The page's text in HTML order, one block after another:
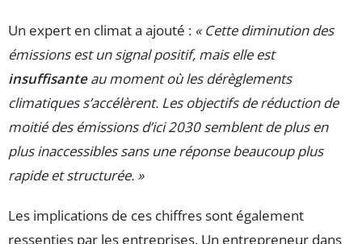
Un expert en climat a ajouté : « Cette diminution des
émissions est un signal positif, mais elle est
insuffisanteau moment où les dérèglements
climatiques s’accélèrent. Les objectifs de réduction de
moitié des émissions d’ici 2030 semblent de plus en
plus inaccessibles sans une réponse beaucoup plus
rapide et structurée. »
Les implications de ces chiffres sont également
ressenties par les entreprises. Un entrepreneur dans